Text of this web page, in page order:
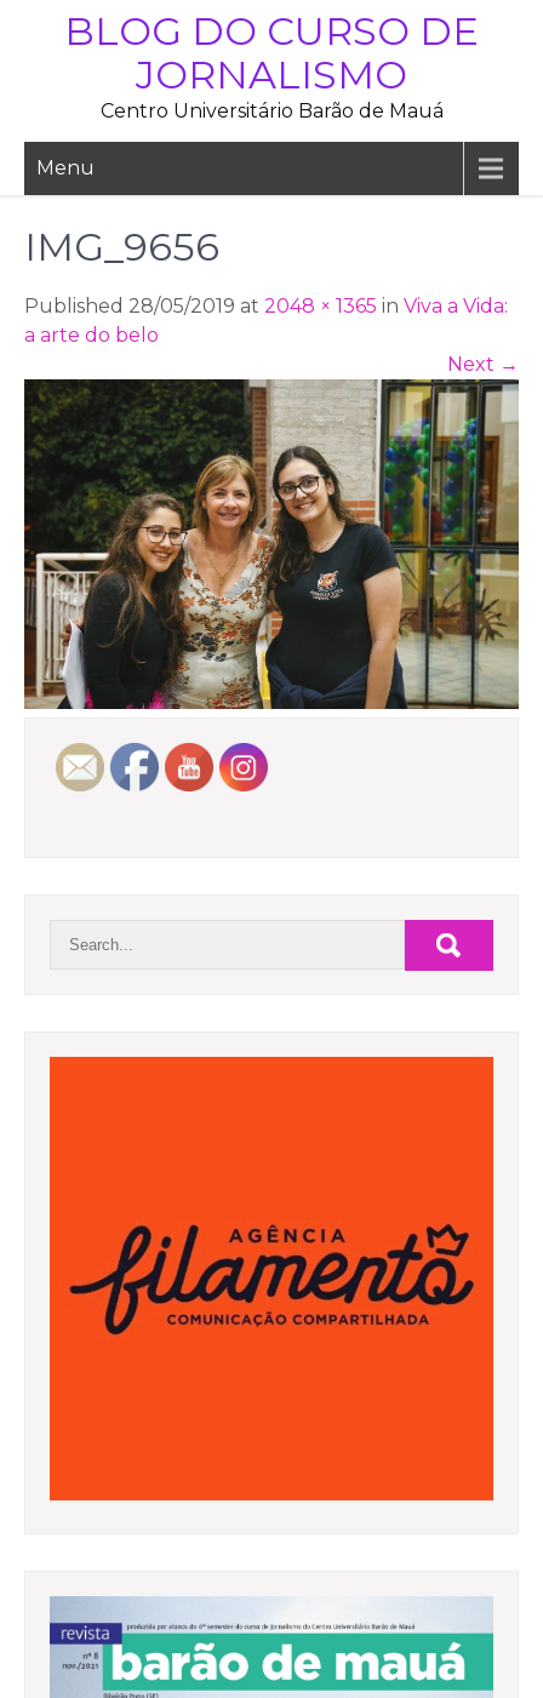
BLOG DO CURSO DE
JORNALISMO
Centro Universitário Barão de Mauá
Menu
IMG_9656
Published 28/05/2019 at 2048 × 1365 in Viva a Vida:
a arte do belo
Next →